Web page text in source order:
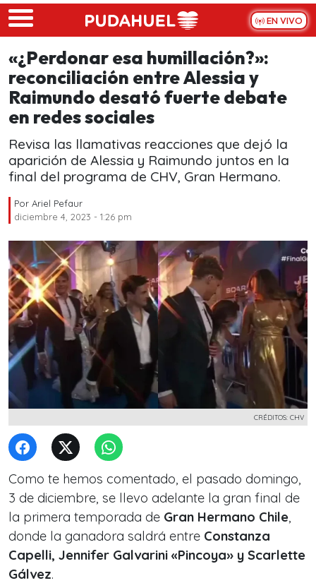
Skip to main content
EN VIVO
«¿Perdonar esa humillación?»:
reconciliación entre Alessia y
Raimundo desató fuerte debate
en redes sociales
Revisa las llamativas reacciones que dejó la
aparición de Alessia y Raimundo juntos en la
final del programa de CHV, Gran Hermano.
Por Ariel Pefaur
diciembre 4, 2023 - 1:26 pm
CRÉDITOS: CHV
Como te hemos comentado, el pasado domingo,
3 de diciembre, se llevo adelante la gran final de
la primera temporada de Gran Hermano Chile,
donde la ganadora saldrá entre Constanza
Capelli, Jennifer Galvarini «Pincoya» y Scarlette
Gálvez.